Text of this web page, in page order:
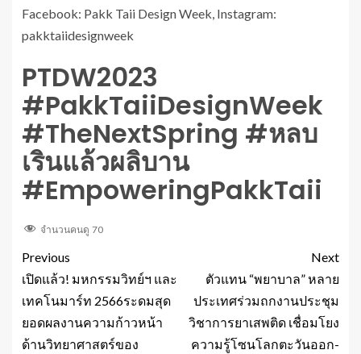
Facebook: Pakk Taii Design Week, Instagram:
pakktaiidesignweek
PTDW2023
#PakkTaiiDesignWeek
#TheNextSpring #หลบ
เรินแล้วผลิบาน
#EmpoweringPakkTaii
จำนวนคนดู 70
Previous
เปิดแล้ว! มหกรรมวิทย์ฯ และ
เทคโนมาร์ท 2566ระดมสุด
ยอดผลงานความก้าวหน้า
ด้านวิทยาศาสตร์ของ
Next
ตัวแทน “พยาบาล” หลาย
ประเทศร่วมถกงานประชุม
วิชาการยาเสพติด เชื่อมโยง
ความรู้โซนโลกตะวันออก-